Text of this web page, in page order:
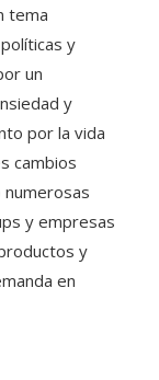
tema
y
un
y
por la vida
cambios
numerosas
y empresas
y
en